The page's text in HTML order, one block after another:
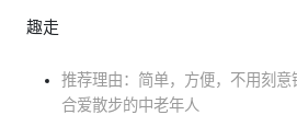
趣走
推荐理由：简单，方便，不用刻
合爱散步的中老年人